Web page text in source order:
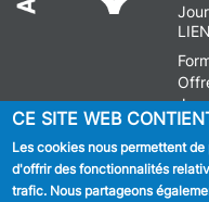
CE SITE WEB
Les cookies nous permettent
d'offrir des fonctionnalités
trafic. Nous partageons